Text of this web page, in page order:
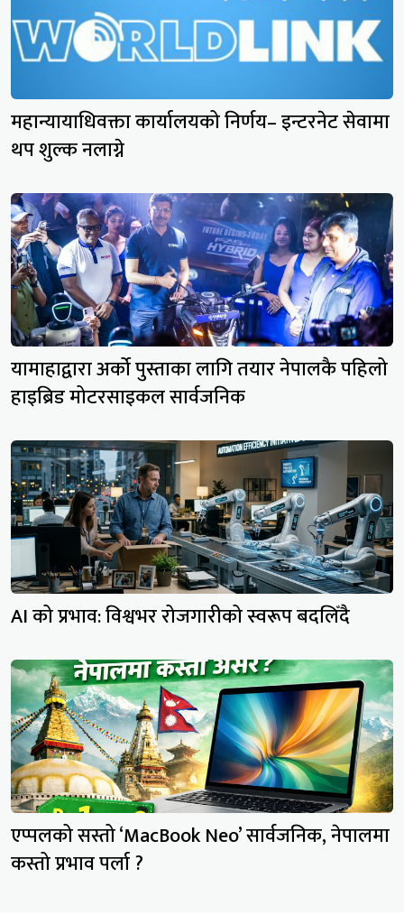
महान्यायाधिवक्ता कार्यालयको निर्णय– इन्टरनेट सेवामा
थप शुल्क नलाग्ने
यामाहाद्वारा अर्को पुस्ताका लागि तयार नेपालकै पहिलो
हाइब्रिड मोटरसाइकल सार्वजनिक
AI को प्रभाव: विश्वभर रोजगारीको स्वरूप बदलिँदै
एप्पलको सस्तो ‘MacBook Neo’ सार्वजनिक, नेपालमा
कस्तो प्रभाव पर्ला ?